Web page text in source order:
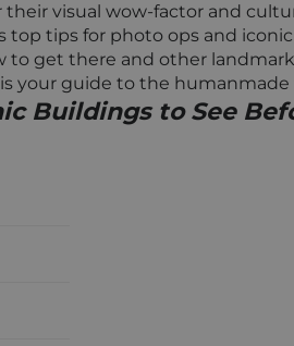
visual wow-factor and
tips for photo ops and
get there and other
your guide to the
Buildings to See